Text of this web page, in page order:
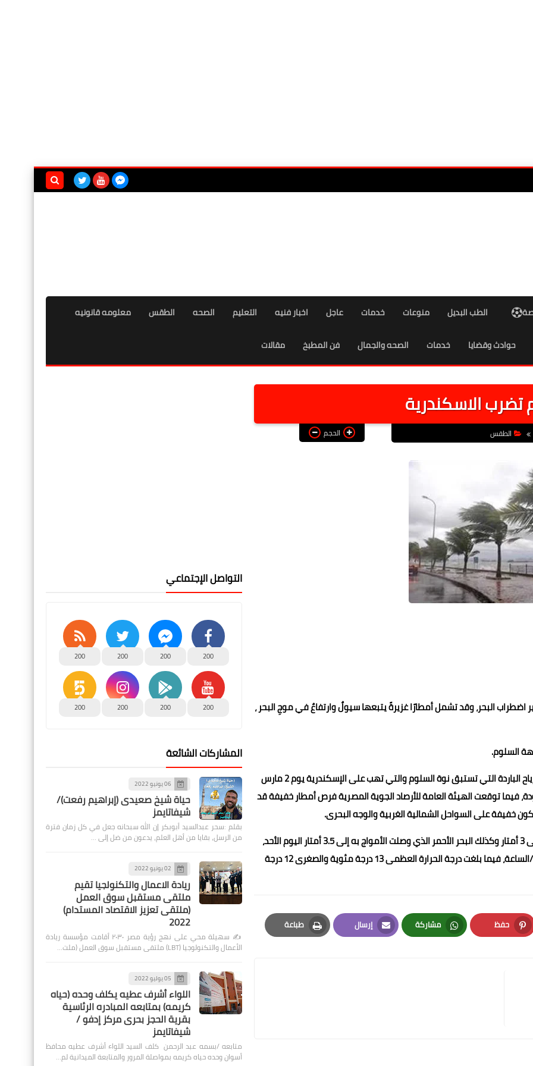
الطب البديل منوعات خدمات عاجل اخبار فنيه التعليم الصحه الطقس معلومه قانونيه
حوادث وقضايا خدمات الصحه والجمال فن المطبخ مقالات
تضرب الاسكندرية
الطقس الحجم
البحر، وقد تشمل أمطارًا غزيرةً يتبعها سيولٌ وارتفاعٌ في موجِ البحر ،
السلوم.
يسود طقس ف الاسكندرية حاليا غائم وغير مستقر فضلا عن الرياح الباردة التي تستبق نوة السلوم والتي تهب على الإسكندرية يوم 2 مارس
فيما توقعت الهيئة العامة للأرصاد الجوية المصرية فرص أمطار خفيفة قد
على السواحل الشمالية الغربية والوجه البحرى.
كما يشهد البحر المتوسط اضطراب نتيجة ارتفاع الموج ليصل إلى 3 أمتار وكذلك البحر الأحمر الذي وصلت الأمواج به إلى 3.5 أمتار اليوم الأحد،
حفظ
Pinterest
مشاركة
Whatsapp
إرسال
Email
طباعة
Print
التواصل الإجتماعي
200
200
200
200
200
200
200
200
المشاركات الشائعة
06 يونيو 2022
حياة شيخ صعيدى (إبراهيم رفعت)/
شيفاتايمز
بقلم :سحر عبدالسيد أبوبكر إن الله سبحانه جعل في كل زمان فترة
من الرسل، بقايا من أهل العلم، يدعون من ضل إلى …
02 يونيو 2022
ريادة الاعمال والتكنولجيا تقيم
ملتقى مستقبل سوق العمل
(ملتقى تعزيز الاقتصاد المستدام)
2022
✍️ سهيلة محي على نهج رؤية مصر ٢٠٣٠ أقامت مؤسسة ريادة
الأعمال والتكنولوجيا (LBT) ملتقى مستقبل سوق العمل (ملت…
05 يوليو 2022
اللواء أشرف عطيه يكلف وحده (حياه
كريمه) بمتابعه المبادره الرئاسية
بقرية الحجز بحرى مركز إدفو /
شيفاتايمز
متابعه /بسمه عبد الرحمن كلف السيد اللواء أشرف عطيه محافظ
أسوان وحده حياه كريمه بمواصلة المرور والمتابعة الميدانية لم…